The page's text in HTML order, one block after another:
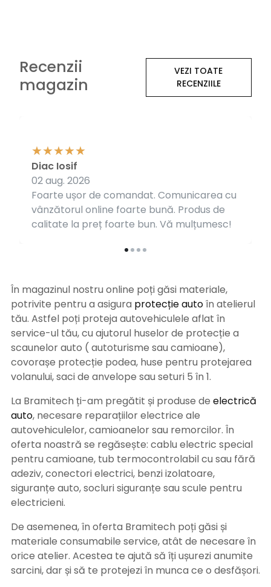
Recenzii
magazin
VEZI TOATE
RECENZIILE
Foarte ușor de comandat. Comunicarea cu
vânzătorul online foarte bună. Produs de
calitate la preț foarte bun. Vă mulțumesc!
Diac Iosif
02 aug. 2026
În magazinul nostru online poți găsi materiale,
potrivite pentru a asigura protecție autoîn atelierul
tău. Astfel poți proteja autovehiculele aflat în
service-ul tău, cu ajutorul huselor de protecție a
scaunelor auto ( autoturisme sau camioane),
covorașe protecție podea, huse pentru protejarea
volanului, saci de anvelope sau seturi 5 în 1.
La Bramitech ți-am pregătit și produse de electrică
auto, necesare reparațiilor electrice ale
autovehiculelor, camioanelor sau remorcilor. În
oferta noastră se regăsește: cablu electric special
pentru camioane, tub termocontrolabil cu sau fără
adeziv, conectori electrici, benzi izolatoare,
siguranțe auto, socluri siguranțe sau scule pentru
electricieni.
De asemenea, în oferta Bramitech poți găsi și
materiale consumabile service, atât de necesare în
orice atelier. Acestea te ajută să îți ușurezi anumite
sarcini, dar și să te protejezi în munca ce o desfășori.